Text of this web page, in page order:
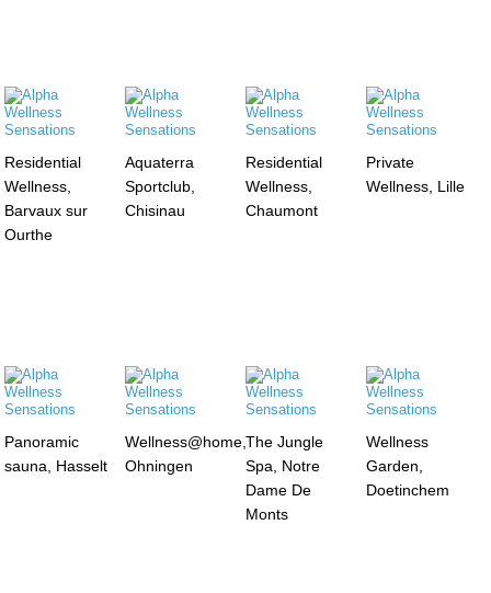
Residential
Wellness,
Barvaux sur
Ourthe
Aquaterra
Sportclub,
Chisinau
Residential
Wellness,
Chaumont
Private
Wellness, Lille
Panoramic
sauna, Hasselt
Wellness@home,
Ohningen
The Jungle
Spa, Notre
Dame De
Monts
Wellness
Garden,
Doetinchem